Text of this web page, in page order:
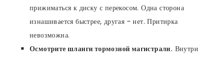
прижиматься к диску с перекосом. Одна сторона
изнашивается быстрее, другая - нет. Притирка
невозможна.
Осмотрите шланги тормозной магистрали. Внутри